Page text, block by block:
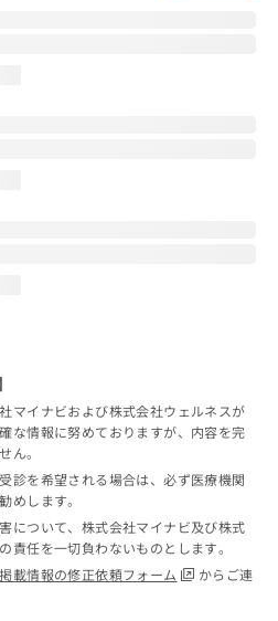
マイナビおよび株式会社ウェルネスが
な情報に努めておりますが、内容を完
ん。
診を希望される場合は、必ず医療機関
めします。
について、株式会社マイナビ及び株式
責任を一切負わないものとします。
掲載情報の修正依頼フォーム
からご連